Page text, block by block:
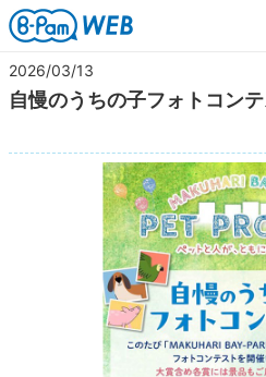
2026/03/13
自慢のうちの子フォトコン